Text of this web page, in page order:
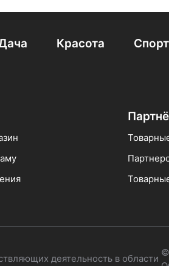
Красота Спорт
деятельность в области